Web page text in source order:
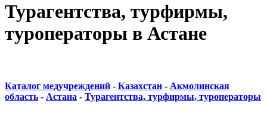
Турагентства, турфирмы,
туроператоры в Астане
Каталог медучреждений - Казахстан - Акмолинская
область - Астана - Турагентства, турфирмы, туроператоры